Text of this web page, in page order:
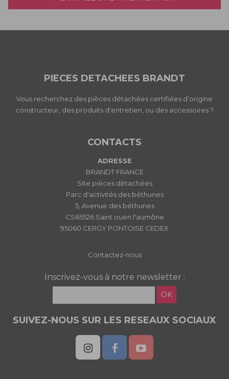
PIECES DETACHEES BRANDT
Vous recherchez des pièces détachées certifiées d’origine
constructeur, des produits d'entretien, ou des accessoires ?
CONTACTS
ADRESSE
BRANDT FRANCE
Site pièces détachées
Parc d'activités des béthunes
5, Avenue des béthunes
CS65526 Saint ouen l'aumône
95060 CERGY PONTOISE CEDEX
Contactez-nous
Inscrivez-vous à notre newsletter :
OK
SUIVEZ-NOUS SUR LES RESEAUX SOCIAUX